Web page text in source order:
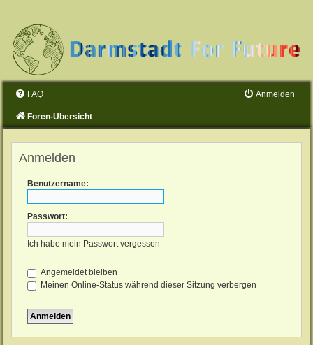
FAQ Anmelden
Foren-Übersicht
Anmelden
Benutzername:
Passwort:
Ich habe mein Passwort vergessen
Angemeldet bleiben
Meinen Online-Status während dieser Sitzung verbergen